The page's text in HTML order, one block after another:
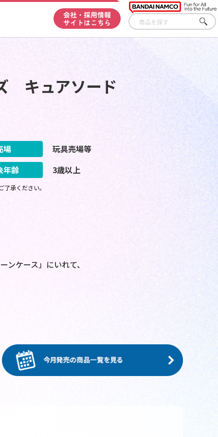
会社・採用情報
サイトはこちら
さが
す
キュアソード
場
玩具売場等
年齢
3歳以上
承ください。
ンケース」にいれて、